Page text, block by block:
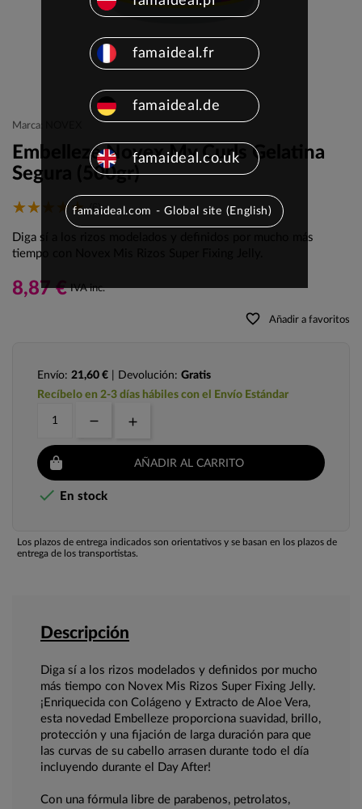
Marca: NOVEX
Embelleze Novex My Curls Gelatina
Segura (500gr)
(6)
Diga sí a los rizos modelados y definidos por mucho más
tiempo con Novex Mis Rizos Super Fixing Jelly.
8,87 € IVA inc.
favorite_border Añadir a favoritos
Envío: 21,60 € | Devolución: Gratis
Recíbelo en 2-3 días hábiles con el Envío Estándar
AÑADIR AL CARRITO
 En stock
Los plazos de entrega indicados son orientativos y se basan en los plazos de
entrega de los transportistas.
Descripción
Diga sí a los rizos modelados y definidos por mucho
más tiempo con Novex Mis Rizos Super Fixing Jelly.
¡Enriquecida con Colágeno y Extracto de Aloe Vera,
esta novedad Embelleze proporciona suavidad, brillo,
protección y una fijación de larga duración para que
las curvas de su cabello arrasen durante todo el día
incluyendo durante el Day After!
Con una fórmula libre de parabenos, petrolatos,
famaideal.fr
famaideal.de
famaideal.co.uk
famaideal.com - Global site (English)